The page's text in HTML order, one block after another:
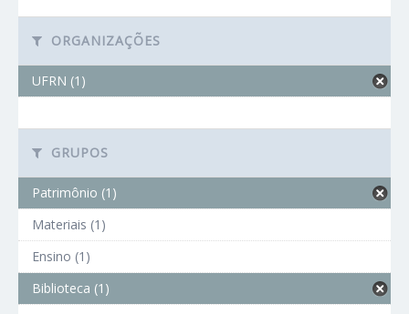
ORGANIZAÇÕES
UFRN (1)
GRUPOS
Patrimônio (1)
Materiais (1)
Ensino (1)
Biblioteca (1)